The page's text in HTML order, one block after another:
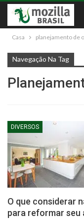
Casa planejamento de
Navegação Na Tag
DIVERSOS
O que considerar
para reformar seu